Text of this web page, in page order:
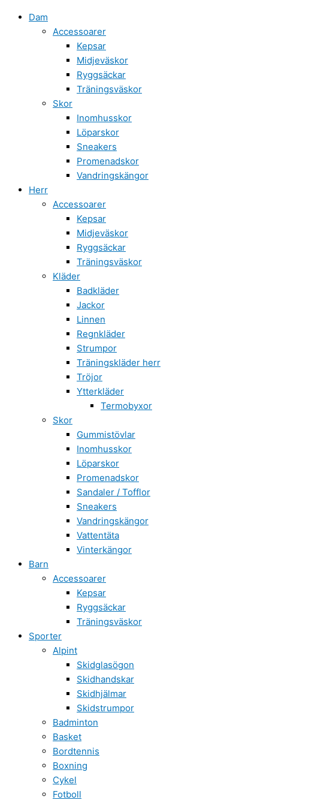
Dam
Accessoarer
Kepsar
Midjeväskor
Ryggsäckar
Träningsväskor
Skor
Inomhusskor
Löparskor
Sneakers
Promenadskor
Vandringskängor
Herr
Accessoarer
Kepsar
Midjeväskor
Ryggsäckar
Träningsväskor
Kläder
Badkläder
Jackor
Linnen
Regnkläder
Strumpor
Träningskläder herr
Tröjor
Ytterkläder
Termobyxor
Skor
Gummistövlar
Inomhusskor
Löparskor
Promenadskor
Sandaler / Tofflor
Sneakers
Vandringskängor
Vattentäta
Vinterkängor
Barn
Accessoarer
Kepsar
Ryggsäckar
Träningsväskor
Sporter
Alpint
Skidglasögon
Skidhandskar
Skidhjälmar
Skidstrumpor
Badminton
Basket
Bordtennis
Boxning
Cykel
Fotboll